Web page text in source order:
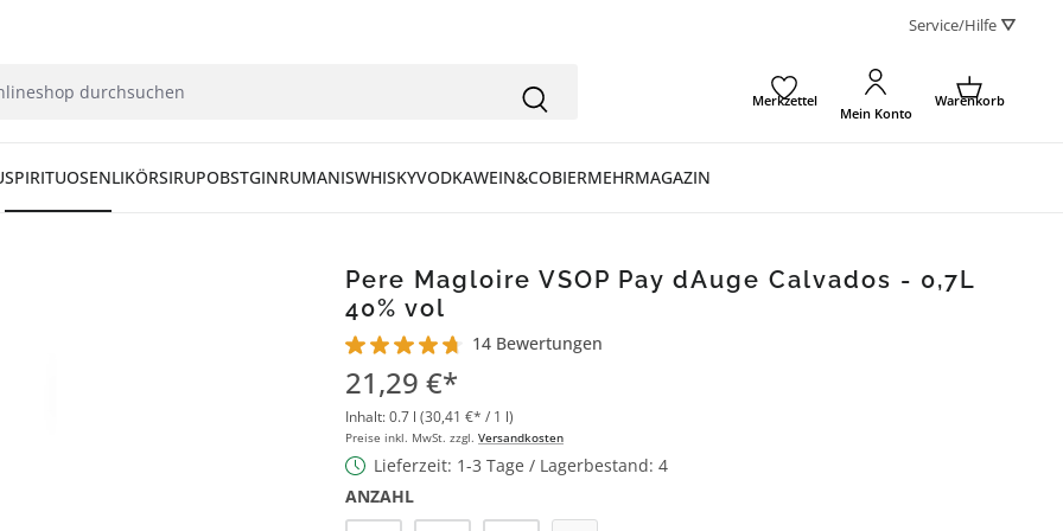
Service/Hilfe ⛛
Merkzettel
Mein Konto
Warenkorb
SPIRITUOSENLIKÖRSIRUPOBSTGINRUMANISWHISKYVODKAWEIN&COBIERMEHRMAGAZIN
Pere Magloire VSOP Pay dAuge Calvados - 0,7L
40% vol
Durchschnittliche Bewertung von 4.7 von 5 Sternen
14 Bewertungen
21,29 €*
Inhalt:0.7 l (30,41 €* / 1 l)
Preise inkl. MwSt. zzgl. Versandkosten
Lieferzeit: 1-3 Tage / Lagerbestand: 4
ANZAHL